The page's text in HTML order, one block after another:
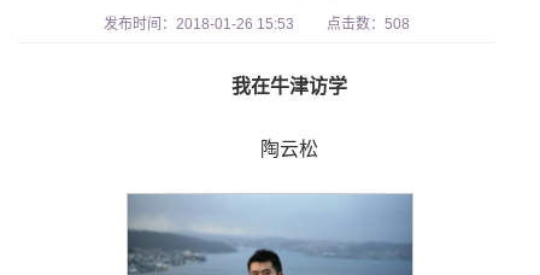
发布时间：2018-01-26 15:53 点击数： 508
我在牛津访学
陶云松